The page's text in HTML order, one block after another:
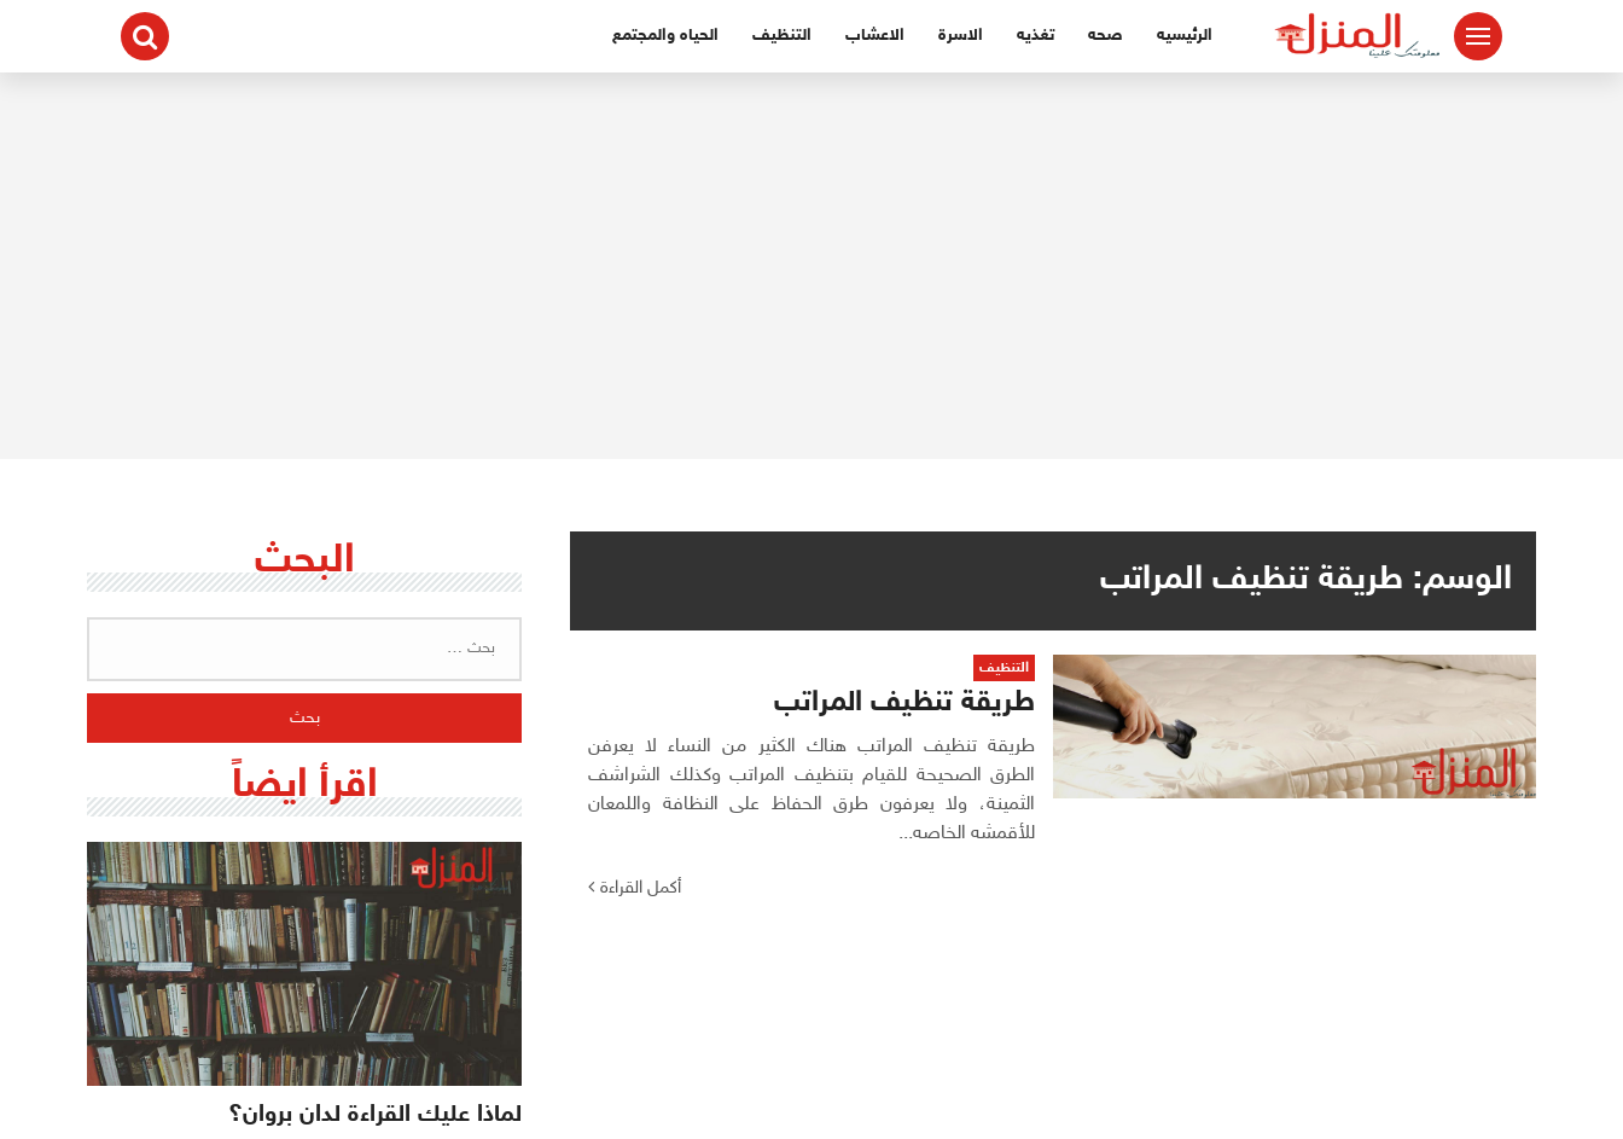
الرئيسيه صحه تغذيه الاسرة الاعشاب التنظيف الحياه والمجتمع
الوسم: طريقة تنظيف المراتب
التنظيف
طريقة تنظيف المراتب
طريقة تنظيف المراتب هناك الكثير من النساء لا يعرفن
الطرق الصحيحة للقيام بتنظيف المراتب وكذلك الشراشف
الثمينة، ولا يعرفون طرق الحفاظ على النظافة واللمعان
للأقمشه الخاصه...
أكمل القراءة
البحث
اقرأ ايضاً
لماذا عليك القراءة لدان بروان؟